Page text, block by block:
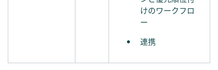
けのワークフロ
ー
連携